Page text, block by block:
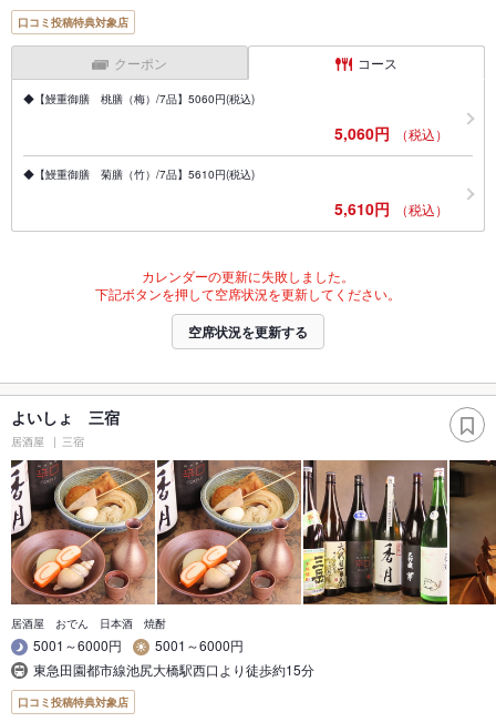
口コミ投稿特典対象店
クーポン コース
◆【鰻重御膳 桃膳（梅）/7品】5060円(税込)
5,060円 （税込）
◆【鰻重御膳 菊膳（竹）/7品】5610円(税込)
5,610円 （税込）
カレンダーの更新に失敗しました。
下記ボタンを押して空席状況を更新してください。
空席状況を更新する
よいしょ 三宿
居酒屋 三宿
居酒屋 おでん 日本酒 焼酎
5001～6000円
5001～6000円
東急田園都市線池尻大橋駅西口より徒歩約15分
口コミ投稿特典対象店